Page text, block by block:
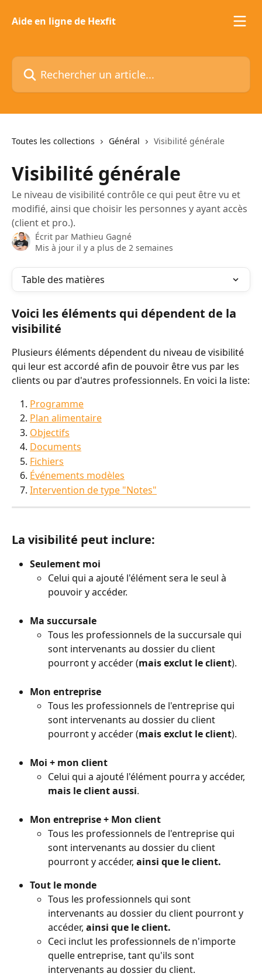
Aide en ligne de Hexfit
Rechercher un article...
Toutes les collections Général Visibilité générale
Visibilité générale
Le niveau de visibilité contrôle ce qui peut être vu et
modifié, ainsi que choisir les personnes y ayant accès
(client et pro.).
Écrit par Mathieu Gagné
Mis à jour il y a plus de 2 semaines
Table des matières
Voici les éléments qui dépendent de la
visibilité
Plusieurs éléments dépendent du niveau de visibilité
qui leur est accordé afin de pouvoir être vus par les
clients ou par d'autres professionnels. En voici la liste:
Programme
Plan alimentaire
Objectifs
Documents
Fichiers
Événements modèles
Intervention de type "Notes"
La visibilité peut inclure:
Seulement moi
Celui qui a ajouté l'élément sera le seul à
pouvoir y accéder.
Ma succursale
Tous les professionnels de la succursale qui
sont intervenants au dossier du client
pourront y accéder (mais exclut le client).
Mon entreprise
Tous les professionnels de l'entreprise qui
sont intervenants au dossier du client
pourront y accéder (mais exclut le client).
Moi + mon client
Celui qui a ajouté l'élément pourra y accéder,
mais le client aussi.
Mon entreprise + Mon client
Tous les professionnels de l'entreprise qui
sont intervenants au dossier du client
pourront y accéder, ainsi que le client.
Tout le monde
Tous les professionnels qui sont
intervenants au dossier du client pourront y
accéder, ainsi que le client.
Ceci inclut les professionnels de n'importe
quelle entreprise, tant qu'ils sont
intervenants au dossier du client.